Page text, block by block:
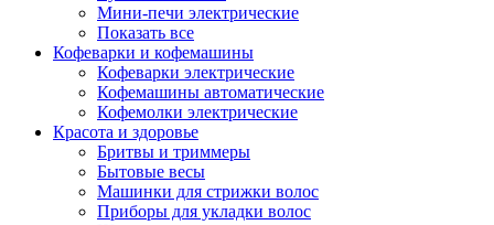
Мини-печи электрические
Показать все
Кофеварки и кофемашины
Кофеварки электрические
Кофемашины автоматические
Кофемолки электрические
Красота и здоровье
Бритвы и триммеры
Бытовые весы
Машинки для стрижки волос
Приборы для укладки волос